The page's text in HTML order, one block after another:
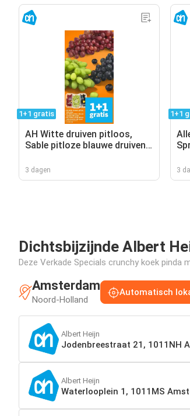
1+1 gratis
AH Witte druiven pitloos,
Sable pitloze blauwe druiven,
rode druiven
3 dagen
1+1
3
Dichtsbijzijnde Albert
Deze Verkade Specials crunchy koek pinda
Amsterdam
Noord-Holland
Automatisch
Albert Heijn
Jodenbreestraat 21, 1011NH
Albert Heijn
Waterlooplein 1, 1011MS